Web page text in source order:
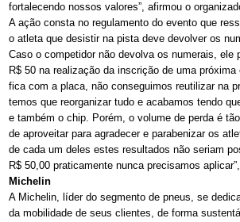
fortalecendo nossos valores”, afirmou o
A ação consta no regulamento do evento que
o atleta que desistir na pista deve devolver os
Caso o competidor não devolva os numerais, ele
R$ 50 na realização da inscrição de uma próxima
fica com a placa, não conseguimos reutilizar na
temos que reorganizar tudo e acabamos tendo
e também o chip. Porém, o volume de perda é
de aproveitar para agradecer e parabenizar os
de cada um deles estes resultados não seriam
R$ 50,00 praticamente nunca precisamos
Michelin
A Michelin, líder do segmento de pneus, se
da mobilidade de seus clientes, de forma